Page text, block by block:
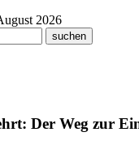
2026
Der Weg zur